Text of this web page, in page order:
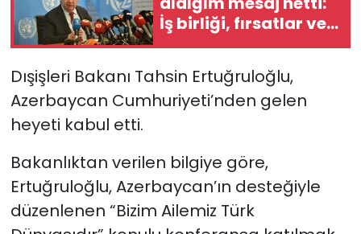
İş birliği, fırsatlar ve
barışla şekillenen bir
Dışişleri Bakanı Tahsin Ertuğruloğlu,
Azerbaycan Cumhuriyeti’nden gelen
heyeti kabul etti.
Bakanlıktan verilen bilgiye göre,
Ertuğruloğlu, Azerbaycan’ın desteğiyle
düzenlenen “Bizim Ailemiz Türk
SAĞLIK
Spor
Teknoloji
TÜRKiYE
Video Galeri